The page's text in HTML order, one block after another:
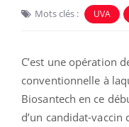
Mots clés : UVA
C’est une opération
conventionnelle à
Biosantech en ce
d’un candidat-vaccin